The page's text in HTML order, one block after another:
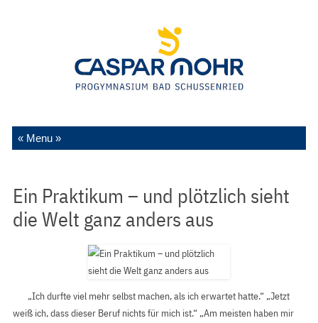
Zum Inhalt springen
Ein Praktikum – und plötzlich sieht
die Welt ganz anders aus
„Ich durfte viel mehr selbst machen, als ich erwartet hatte.“ „Jetzt
weiß ich, dass dieser Beruf nichts für mich ist.“ „Am meisten haben mir